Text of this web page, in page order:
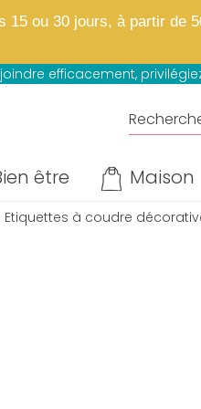
fait peau neuve. Mêmes
15 ou 30 jours, à partir de
paiement en 4 fois sans
efficacement,
être Maison
Etiquettes à coudre